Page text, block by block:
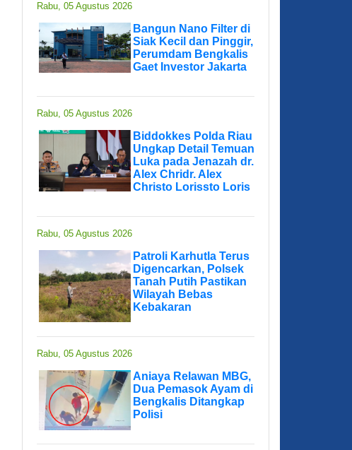
Rabu, 05 Agustus 2026
Bangun Nano Filter di
Siak Kecil dan Pinggir,
Perumdam Bengkalis
Gaet Investor Jakarta
Rabu, 05 Agustus 2026
Biddokkes Polda Riau
Ungkap Detail Temuan
Luka pada Jenazah dr.
Alex Chridr. Alex
Christo Lorissto Loris
Rabu, 05 Agustus 2026
Patroli Karhutla Terus
Digencarkan, Polsek
Tanah Putih Pastikan
Wilayah Bebas
Kebakaran
Rabu, 05 Agustus 2026
Aniaya Relawan MBG,
Dua Pemasok Ayam di
Bengkalis Ditangkap
Polisi